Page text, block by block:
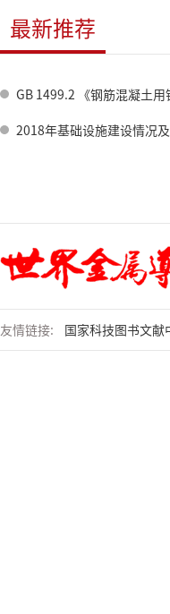
最新推荐
GB 1499.2 《钢筋混凝土用钢 第2部分：
2018年基础设施建设情况
友情链接: 国家科技图书文献